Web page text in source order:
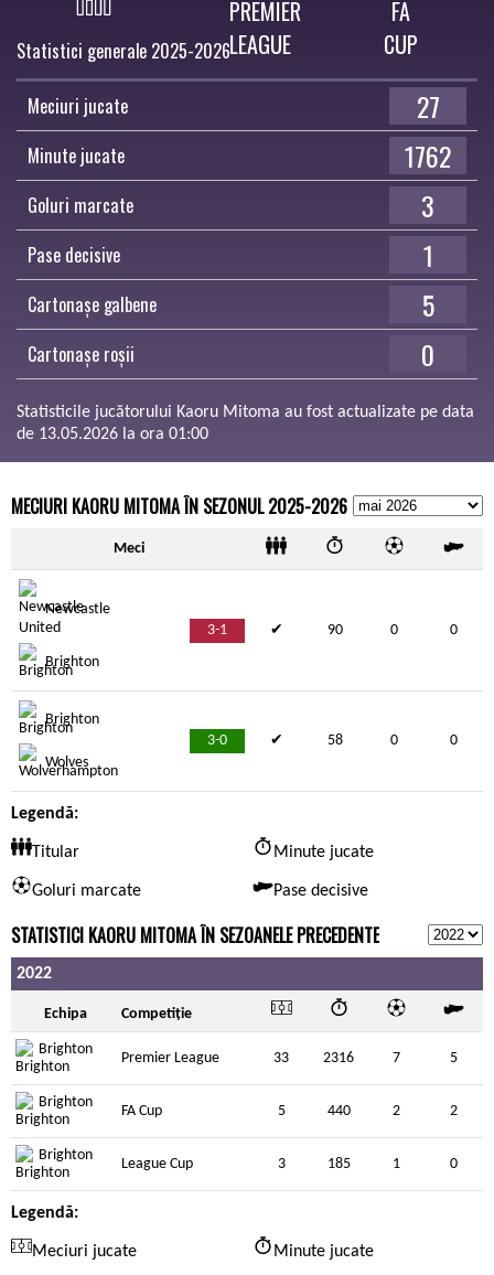
Statistici generale 2025-2026
Meciuri jucate 27
Minute jucate 1762
Goluri marcate 3
Pase decisive 1
Cartonașe galbene 5
Cartonașe roșii 0
Statisticile jucătorului Kaoru Mitoma au fost actualizate pe data
de 13.05.2026 la ora 01:00
MECIURI KAORU MITOMA ÎN SEZONUL 2025-2026
Meci
Newcastle
3-1
Brighton
✔ 90 0 0
Brighton
3-0
Wolves
✔ 58 0 0
Legendă:
Titular Minute jucate
Goluri marcate Pase decisive
STATISTICI KAORU MITOMA ÎN SEZOANELE PRECEDENTE
2022
Echipa Competiție
Brighton
Premier League 33 2316 7 5
Brighton
FA Cup 5 440 2 2
Brighton
League Cup 3 185 1 0
Legendă:
Meciuri jucate Minute jucate